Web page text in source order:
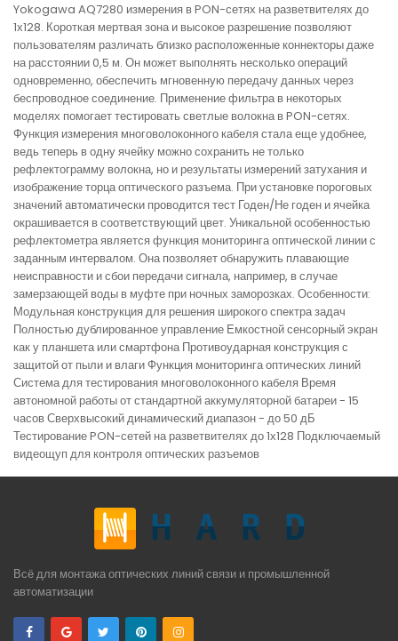
Yokogawa AQ7280 измерения в PON-сетях на разветвителях до
1х128. Короткая мертвая зона и высокое разрешение позволяют
пользователям различать близко расположенные коннекторы даже
на расстоянии 0,5 м. Он может выполнять несколько операций
одновременно, обеспечить мгновенную передачу данных через
беспроводное соединение. Применение фильтра в некоторых
моделях помогает тестировать светлые волокна в PON-сетях.
Функция измерения многоволоконного кабеля стала еще удобнее,
ведь теперь в одну ячейку можно сохранить не только
рефлектограмму волокна, но и результаты измерений затухания и
изображение торца оптического разъема. При установке пороговых
значений автоматически проводится тест Годен/Не годен и ячейка
окрашивается в соответствующий цвет. Уникальной особенностью
рефлектометра является функция мониторинга оптической линии с
заданным интервалом. Она позволяет обнаружить плавающие
неисправности и сбои передачи сигнала, например, в случае
замерзающей воды в муфте при ночных заморозках. Особенности:
Модульная конструкция для решения широкого спектра задач
Полностью дублированное управление Емкостной сенсорный экран
как у планшета или смартфона Противоударная конструкция с
защитой от пыли и влаги Функция мониторинга оптических линий
Система для тестирования многоволоконного кабеля Время
автономной работы от стандартной аккумуляторной батареи - 15
часов Сверхвысокий динамический диапазон - до 50 дБ
Тестирование PON-сетей на разветвителях до 1х128 Подключаемый
видеощуп для контроля оптических разъемов
Всё для монтажа оптических линий связи и промышленной
автоматизации